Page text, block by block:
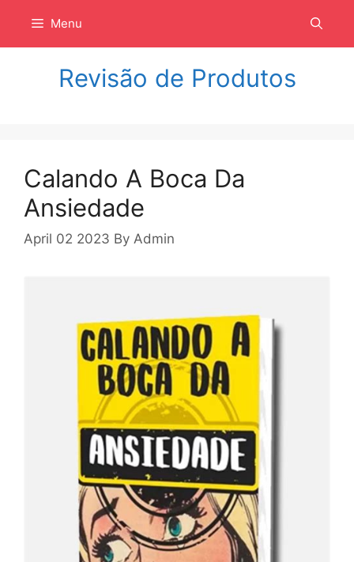
isi
Menu
Revisão de Produtos
Calando A Boca Da
Ansiedade
April 02 2023 By Admin